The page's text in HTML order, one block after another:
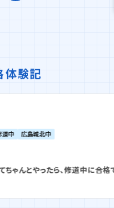
体験記
北中
ったら、修道中に合格でき